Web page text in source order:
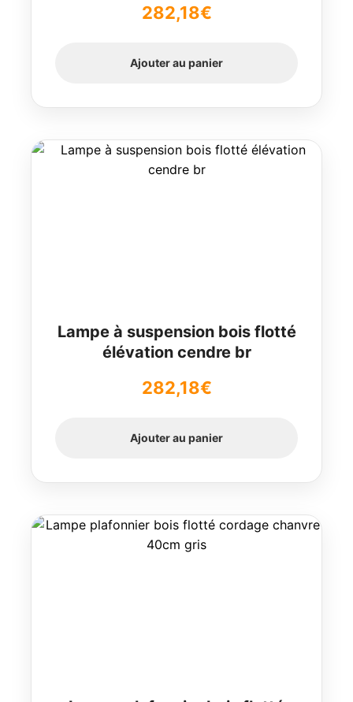
5
282,18€
Ajouter au panier
Lampe à suspension bois flotté
élévation cendre br
282,18€
Ajouter au panier